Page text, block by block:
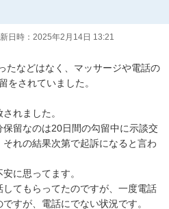
日時： 2025年2月14日 13:21
たなどはなく、マッサージや電話の
をされていました。
れました。
留なのは20日間の勾留中に示談交
れの結果次第で起訴になると言わ
に思ってます。
てもらってたのですが、一度電話
すが、電話にでない状況です。